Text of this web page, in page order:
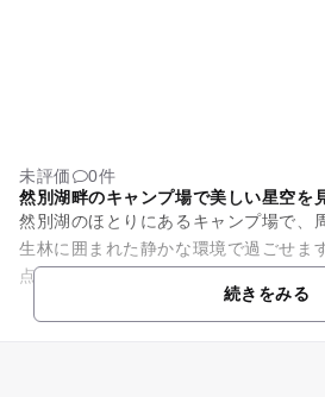
未評価
0件
然別湖畔のキャンプ場で美しい星空を
然別湖のほとりにあるキャンプ場で、
生林に囲まれた静かな環境で過ごせま
点の星空が輝き、シマフクロウの鳴き
ます。共用のリヤカーが備え...続きをみる